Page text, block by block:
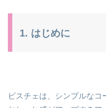
1. はじめに
ビスチェは、シンプルなコ